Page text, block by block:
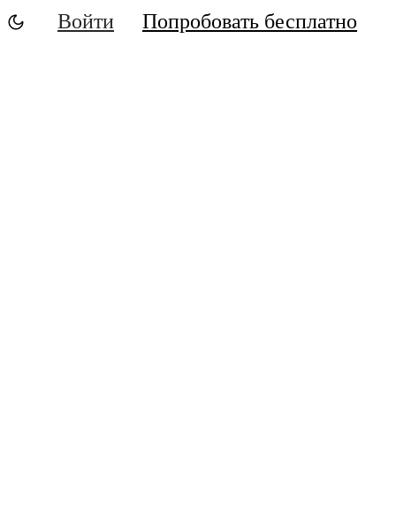
Войти Попробовать бесплатно